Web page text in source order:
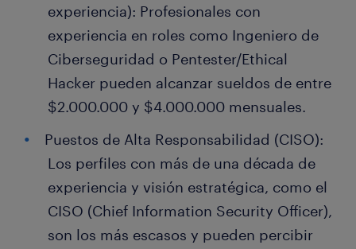
experiencia): Profesionales con
experiencia en roles como Ingeniero de
Ciberseguridad o Pentester/Ethical
Hacker pueden alcanzar sueldos de entre
$2.000.000 y $4.000.000 mensuales.
Puestos de Alta Responsabilidad (CISO):
Los perfiles con más de una década de
experiencia y visión estratégica, como el
CISO (Chief Information Security Officer),
son los más escasos y pueden percibir